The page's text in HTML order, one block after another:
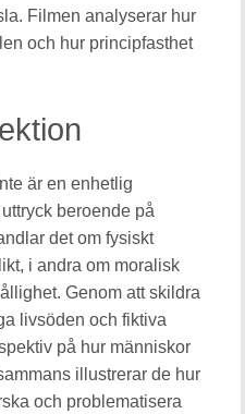
Filmen analyserar hur
och hur principfasthet
är en enhetlig
beroende på
det om fysiskt
i andra om moralisk
Genom att skildra
livsöden och fiktiva
på hur människor
illustrerar de hur
och problematisera